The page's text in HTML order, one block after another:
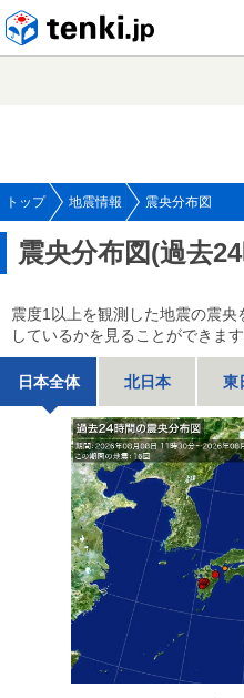
トップ 地震情報 震央分布図
震央分布図(過去
震度1以上を観測した地震の震
しているかを見ることができます
日本全体 北日本 東